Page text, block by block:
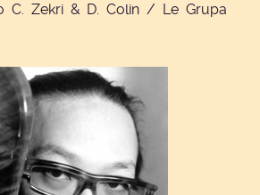
C. Zekri & D. Colin / Le Grupa